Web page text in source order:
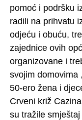
pomoć i podršku
radili na prihvatu
odjeću i obuću,
zajednice ovih
organizovane i
svojim domovima
50-ero žena i
Crveni križ
su tražile